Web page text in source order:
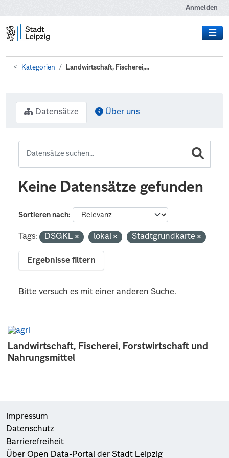
Anmelden
Kategorien Landwirtschaft, Fischerei,...
Landwirtschaft, Fischerei, Forstwirtschaft und
Nahrungsmittel
Datensätze Über uns
Keine Datensätze gefunden
Sortieren nach
Tags: DSGKL lokal Stadtgrundkarte
Ergebnisse filtern
Bitte versuch es mit einer anderen Suche.
Impressum
Datenschutz
Barrierefreiheit
Über Open Data-Portal der Stadt Leipzig